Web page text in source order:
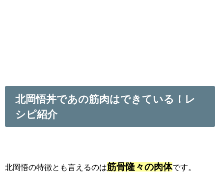
北岡悟丼であの筋肉はできている！レ
シピ紹介
北岡悟の特徴とも言えるのは筋骨隆々の肉体です。